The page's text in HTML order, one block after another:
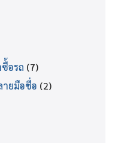
อรถ (7)
ายมือชื่อ (2)